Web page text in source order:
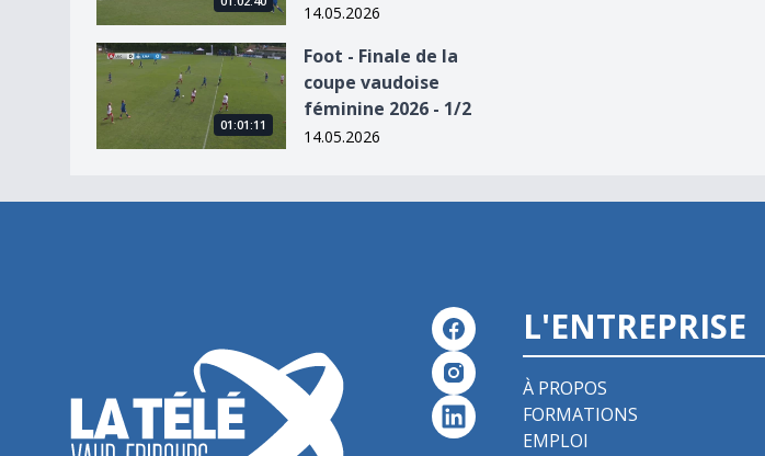
14.05.2026
Foot - Finale de la coupe vaudoise féminine 2026 - 1/2
01:01:11
Foot - Finale de la
coupe vaudoise
féminine 2026 - 1/2
14.05.2026
L'ENTREPRISE
À PROPOS
FORMATIONS
EMPLOI